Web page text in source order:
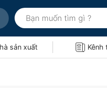
Tìm
kiếm:
sản xuất Kênh